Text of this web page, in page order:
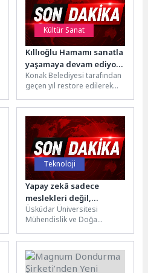
Kültür Sanat
Kıllıoğlu Hamamı sanatla
yaşamaya devam ediyor:
“Görünmeyen Formlar”
sergisi açıldı
Konak Belediyesi tarafından
geçen yıl restore edilerek
yaşamına kazandırılan Tarihi
Kıllıoğlu...
Teknoloji
Yapay zekâ sadece
meslekleri değil,
mühendisliği de
değiştiriyor!
Üsküdar Üniversitesi
Mühendislik ve Doğa
Dekan Yardımcısı Prof. Dr.
Burhan Pektaş, geleceğin...